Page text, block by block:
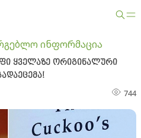
ინფორმაცია
ყველაზე ორიგინალური
744